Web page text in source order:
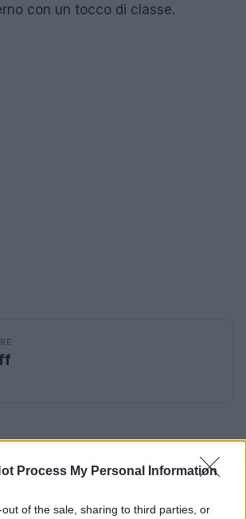
Process My Personal Information
of the sale, sharing to third parties, or
con un tocco di classe.